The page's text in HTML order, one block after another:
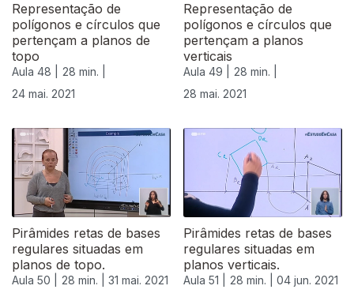
Representação de
polígonos e círculos que
pertençam a planos de
topo
Aula 48 |
28 min. |
24 mai. 2021
Representação de
polígonos e círculos que
pertençam a planos
verticais
Aula 49 |
28 min. |
28 mai. 2021
Pirâmides retas de bases
regulares situadas em
planos de topo.
Aula 50 | 28 min. | 31 mai. 2021
Pirâmides retas de bases
regulares situadas em
planos verticais.
Aula 51 | 28 min. | 04 jun. 2021